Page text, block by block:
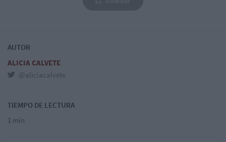
AUTOR
ALICIA CALVETE
@aliciacalvete
TIEMPO DE LECTURA
1 min